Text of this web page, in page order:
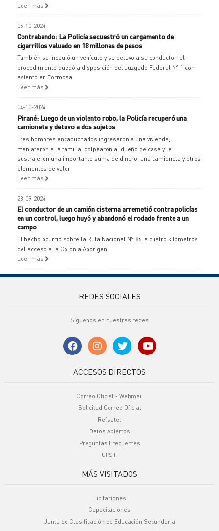
Leer más
06-10-2024
Contrabando: La Policía secuestró un cargamento de
cigarrillos valuado en 18 millones de pesos
También se incautó un vehículo y se detuvo a su conductor; el
procedimiento quedó a disposición del Juzgado Federal N° 1 con
asiento en Formosa
Leer más
04-10-2024
Pirané: Luego de un violento robo, la Policía recuperó una
camioneta y detuvo a dos sujetos
Tres hombres encapuchados ingresaron a una vivienda,
maniataron a la familia, golpearon al dueño de casa y le
sustrajeron una importante suma de dinero, una camioneta y otros
elementos de valor
Leer más
28-09-2024
El conductor de un camión cisterna arremetió contra policías
en un control, luego huyó y abandonó el rodado frente a un
campo
El hecho ocurrió sobre la Ruta Nacional N° 86, a cuatro kilómetros
del acceso a la Colonia Aborigen
Leer más
REDES SOCIALES
Síguenos en nuestras redes
ACCESOS DIRECTOS
Correo Oficial - Webmail
Solicitud Correo Oficial
Refsatel
Datos Abiertos
Preguntas Frecuentes
UPSTI
MÁS VISITADOS
Licitaciones
Capacitaciones
Junta de Clasificación de Educación Secundaria